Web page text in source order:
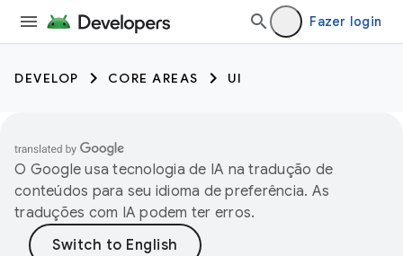
Fazer login
DEVELOP CORE AREAS UI
O Google usa tecnologia de IA na tradução de
conteúdos para seu idioma de preferência. As
traduções com IA podem ter erros.